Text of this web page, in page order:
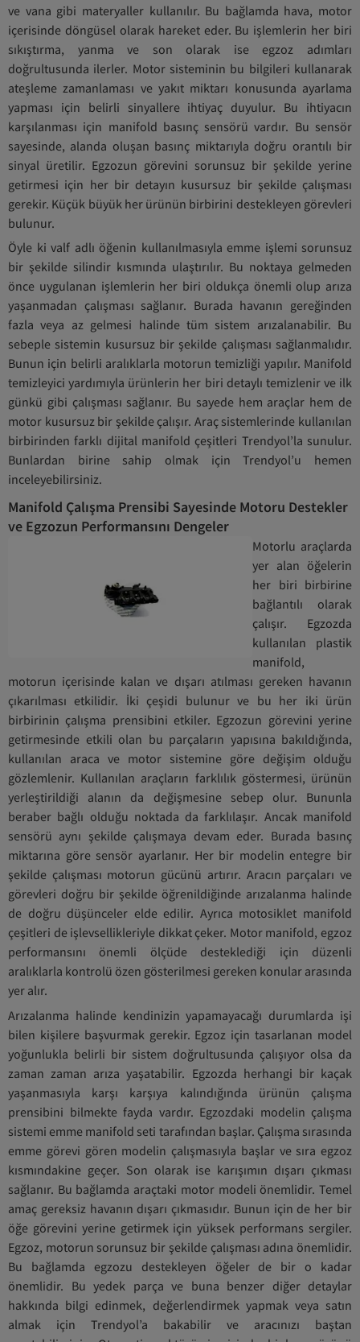
ve vana gibi materyaller kullanılır. Bu bağlamda hava, motor
içerisinde döngüsel olarak hareket eder. Bu işlemlerin her biri
sıkıştırma, yanma ve son olarak ise egzoz adımları
doğrultusunda ilerler. Motor sisteminin bu bilgileri kullanarak
ateşleme zamanlaması ve yakıt miktarı konusunda ayarlama
yapması için belirli sinyallere ihtiyaç duyulur. Bu ihtiyacın
karşılanması için manifold basınç sensörü vardır. Bu sensör
sayesinde, alanda oluşan basınç miktarıyla doğru orantılı bir
sinyal üretilir. Egzozun görevini sorunsuz bir şekilde yerine
getirmesi için her bir detayın kusursuz bir şekilde çalışması
gerekir. Küçük büyük her ürünün birbirini destekleyen görevleri
bulunur.
Öyle ki valf adlı öğenin kullanılmasıyla emme işlemi sorunsuz
bir şekilde silindir kısmında ulaştırılır. Bu noktaya gelmeden
önce uygulanan işlemlerin her biri oldukça önemli olup arıza
yaşanmadan çalışması sağlanır. Burada havanın gereğinden
fazla veya az gelmesi halinde tüm sistem arızalanabilir. Bu
sebeple sistemin kusursuz bir şekilde çalışması sağlanmalıdır.
Bunun için belirli aralıklarla motorun temizliği yapılır. Manifold
temizleyici yardımıyla ürünlerin her biri detaylı temizlenir ve ilk
günkü gibi çalışması sağlanır. Bu sayede hem araçlar hem de
motor kusursuz bir şekilde çalışır. Araç sistemlerinde kullanılan
birbirinden farklı dijital manifold çeşitleri Trendyol’la sunulur.
Bunlardan birine sahip olmak için Trendyol’u hemen
inceleyebilirsiniz.
Manifold Çalışma Prensibi Sayesinde Motoru Destekler
ve Egzozun Performansını Dengeler
Motorlu araçlarda
yer alan öğelerin
her biri birbirine
bağlantılı olarak
çalışır. Egzozda
kullanılan plastik
manifold,
motorun içerisinde kalan ve dışarı atılması gereken havanın
çıkarılması etkilidir. İki çeşidi bulunur ve bu her iki ürün
birbirinin çalışma prensibini etkiler. Egzozun görevini yerine
getirmesinde etkili olan bu parçaların yapısına bakıldığında,
kullanılan araca ve motor sistemine göre değişim olduğu
gözlemlenir. Kullanılan araçların farklılık göstermesi, ürünün
yerleştirildiği alanın da değişmesine sebep olur. Bununla
beraber bağlı olduğu noktada da farklılaşır. Ancak manifold
sensörü aynı şekilde çalışmaya devam eder. Burada basınç
miktarına göre sensör ayarlanır. Her bir modelin entegre bir
şekilde çalışması motorun gücünü artırır. Aracın parçaları ve
görevleri doğru bir şekilde öğrenildiğinde arızalanma halinde
de doğru düşünceler elde edilir. Ayrıca motosiklet manifold
çeşitleri de işlevsellikleriyle dikkat çeker. Motor manifold, egzoz
performansını önemli ölçüde desteklediği için düzenli
aralıklarla kontrolü özen gösterilmesi gereken konular arasında
yer alır.
Arızalanma halinde kendinizin yapamayacağı durumlarda işi
bilen kişilere başvurmak gerekir. Egzoz için tasarlanan model
yoğunlukla belirli bir sistem doğrultusunda çalışıyor olsa da
zaman zaman arıza yaşatabilir. Egzozda herhangi bir kaçak
yaşanmasıyla karşı karşıya kalındığında ürünün çalışma
prensibini bilmekte fayda vardır. Egzozdaki modelin çalışma
sistemi emme manifold seti tarafından başlar. Çalışma sırasında
emme görevi gören modelin çalışmasıyla başlar ve sıra egzoz
kısmındakine geçer. Son olarak ise karışımın dışarı çıkması
sağlanır. Bu bağlamda araçtaki motor modeli önemlidir. Temel
amaç gereksiz havanın dışarı çıkmasıdır. Bunun için de her bir
öğe görevini yerine getirmek için yüksek performans sergiler.
Egzoz, motorun sorunsuz bir şekilde çalışması adına önemlidir.
Bu bağlamda egzozu destekleyen öğeler de bir o kadar
önemlidir. Bu yedek parça ve buna benzer diğer detaylar
hakkında bilgi edinmek, değerlendirmek yapmak veya satın
almak için Trendyol’a bakabilir ve aracınızı baştan